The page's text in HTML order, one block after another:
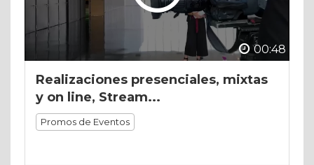
00:48
Realizaciones presenciales, mixtas
y on line, Stream...
Promos de Eventos